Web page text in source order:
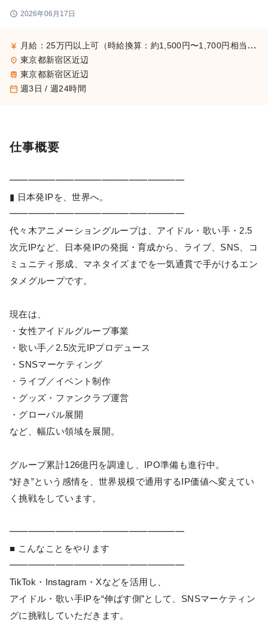
schedule 2026年06月17日
currency_yen 月給：25万円以上可（時給換算：約1,500円〜1,700円相当） ※選考を通じて最終的な金額が調整（上振れ・下振れ）されることがございます。 ※インターン期間中の貢献度や成果に応じて、昇給の機会があります。
place 東京都新宿区近辺
train 東京都新宿区近辺
calendar_today 週3日 / 週24時間
仕事概要
━━━━━━━━━━━━━━━━━━━
▮ 日本発IPを、世界へ。
━━━━━━━━━━━━━━━━━━━
代々木アニメーショングループは、アイドル・歌い手・2.5
次元IPなど、日本発IPの発掘・育成から、ライブ、SNS、コ
ミュニティ形成、マネタイズまでを一気通貫で手がけるエン
タメグループです。
現在は、
・女性アイドルグループ事業
・歌い手／2.5次元IPプロデュース
・SNSマーケティング
・ライブ／イベント制作
・グッズ・ファンクラブ運営
・グローバル展開
など、幅広い領域を展開。
グループ累計126億円を調達し、IPO準備も進行中。
“好き”という感情を、世界規模で通用するIP価値へ変えてい
く挑戦をしています。
━━━━━━━━━━━━━━━━━━━
■ こんなことをやります
━━━━━━━━━━━━━━━━━━━
TikTok・Instagram・Xなどを活用し、
アイドル・歌い手IPを“伸ばす側”として、SNSマーケティン
グに挑戦していただきます。